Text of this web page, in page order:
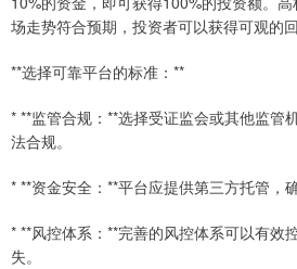
场走势符合预期，投资者可以获得可观的回
**选择可靠平台的标准：**
* **监管合规：**选择受证监会或其他监管
法合规。
* **资金安全：**平台应提供第三方托管，
* **风控体系：**完善的风控体系可以有效
失。